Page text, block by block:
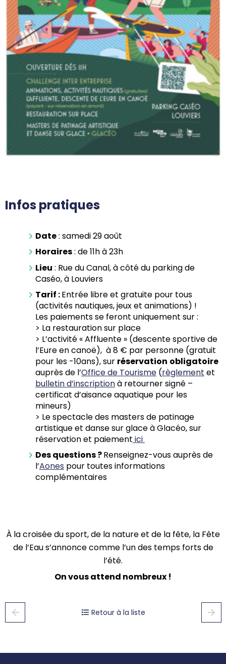
Infos pratiques
Date: samedi 29 août
Horaires: de 11h à 23h
Lieu : Rue du Canal, à côté du parking de
Caséo, à Louviers
Tarif :Entrée libre et gratuite pour tous
(activités nautiques, jeux et animations) !
Les paiements se feront uniquement sur :
> La restauration sur place
> L’activité « Affluente » (descente sportive de
l’Eure en canoë), à 8 € par personne (gratuit
pour les -10ans), sur réservation obligatoire
auprès de l’Office de Tourisme (règlement et
bulletin d’inscriptionà retourner signé –
certificat d’aisance aquatique pour les
mineurs)
> Le spectacle des masters de patinage
artistique et danse sur glace à Glacéo, sur
réservation et paiement ici
Des questions ?Renseignez-vous auprès de
l’Aones pour toutes informations
complémentaires
À la croisée du sport, de la nature et de la fête, la Fête
de l’Eau s’annonce comme l’un des temps forts de
l’été.
On vous attend nombreux !
Retour à la liste